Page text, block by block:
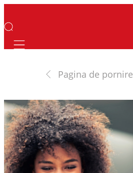
Mobile navigation
Pagina de pornire